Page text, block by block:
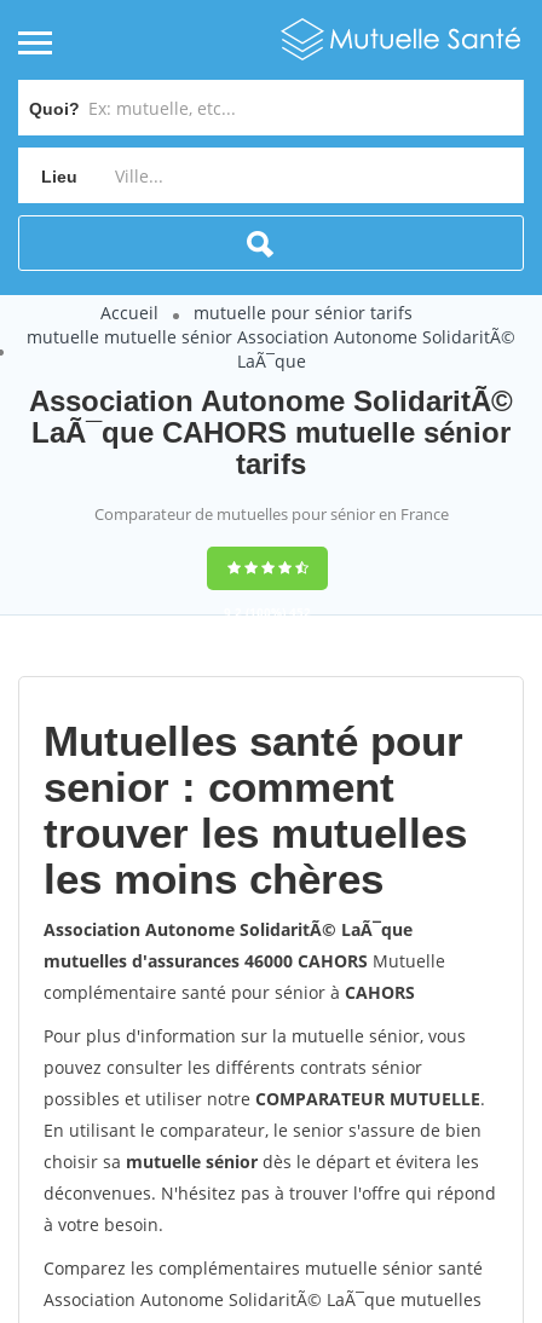
Quoi?
Lieu
Accueil
mutuelle pour sénior tarifs
mutuelle mutuelle sénior Association Autonome SolidaritÃ©
LaÃ¯que
Association Autonome SolidaritÃ©
LaÃ¯que CAHORS mutuelle sénior
tarifs
Comparateur de mutuelles pour sénior en France
9,2(100%)452
Mutuelles santé pour
senior : comment
trouver les mutuelles
les moins chères
Association Autonome SolidaritÃ© LaÃ¯que
mutuelles d'assurances 46000 CAHORS Mutuelle
complémentaire santé pour sénior à CAHORS
Pour plus d'information sur la mutuelle sénior, vous
pouvez consulter les différents contrats sénior
possibles et utiliser notre COMPARATEUR MUTUELLE.
En utilisant le comparateur, le senior s'assure de bien
choisir sa mutuelle sénior dès le départ et évitera les
déconvenues. N'hésitez pas à trouver l'offre qui répond
à votre besoin.
Comparez les complémentaires mutuelle sénior santé
Association Autonome SolidaritÃ© LaÃ¯que mutuelles